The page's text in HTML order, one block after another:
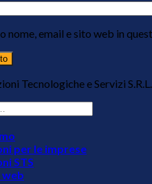
nome, email e sito web in
Tecnologiche e Servizi
per le imprese
STS
web